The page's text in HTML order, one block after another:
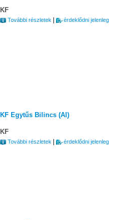
KF
További részletek | érdeklődni jelenleg
KF Egytűs Bilincs (Al)
KF
További részletek érdeklődni jelenleg